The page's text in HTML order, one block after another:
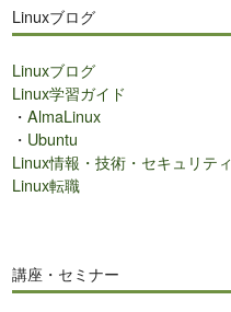
Linuxブログ
Linuxブログ
Linux学習ガイド
・AlmaLinux
・ Ubuntu
Linux情報・技術・セキュリティ
Linux転職
講座・セミナー